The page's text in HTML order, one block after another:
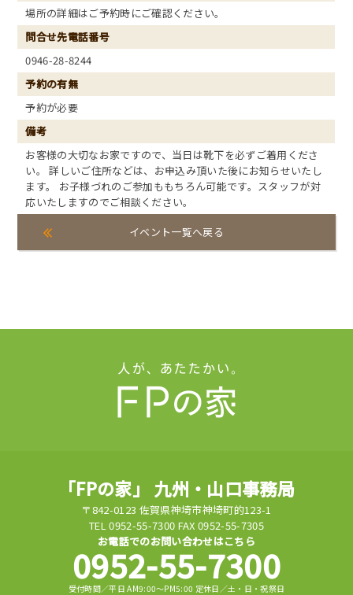
場所の詳細はご予約時にご確認ください。
問合せ先電話番号
0946-28-8244
予約の有無
予約が必要
備考
お客様の大切なお家ですので、当日は靴下を必ずご着用くださ
い。 詳しいご住所などは、お申込み頂いた後にお知らせいたし
ます。 お子様づれのご参加ももちろん可能です。スタッフが対
応いたしますのでご相談ください。
イベント一覧へ戻る
「FPの家」 九州・山口事務局
〒842-0123 佐賀県神埼市神埼町的123-1
TEL 0952-55-7300 FAX 0952-55-7305
お電話でのお問い合わせはこちら
0952-55-7300
受付時間／平日 AM9:00～PM5:00 定休日／土・日・祝祭日